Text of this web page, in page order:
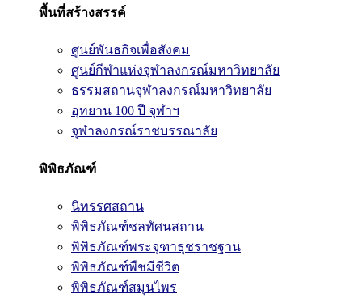
พื้นที่สร้างสรรค์
ศูนย์พันธกิจเพื่อสังคม
ศูนย์กีฬาแห่งจุฬาลงกรณ์มหาวิทยาลัย
ธรรมสถานจุฬาลงกรณ์มหาวิทยาลัย
อุทยาน 100 ปี จุฬาฯ
จุฬาลงกรณ์ราชบรรณาลัย
พิพิธภัณฑ์
นิทรรศสถาน
พิพิธภัณฑ์ชลทัศนสถาน
พิพิธภัณฑ์พระจุฑาธุชราชฐาน
พิพิธภัณฑ์พืชมีชีวิต
พิพิธภัณฑ์สมุนไพร